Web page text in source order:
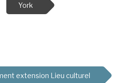
York
extension Lieu culturel